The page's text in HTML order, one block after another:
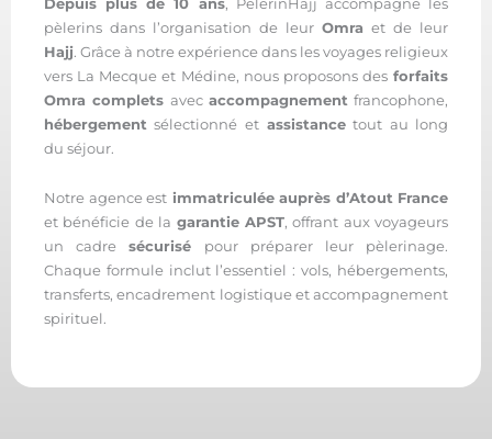
pèlerins dans l’organisation de leur Omra et de leur
Hajj. Grâce à notre expérience dans les voyages religieux
vers La Mecque et Médine, nous proposons desforfaits
Omra complets avec accompagnement francophone,
hébergement sélectionné etassistance tout au long
du séjour.
Notre agence est immatriculée auprès d’Atout France
et bénéficie de la garantie APST, offrant aux voyageurs
un cadresécurisé pour préparer leur pèlerinage.
Chaque formule inclut l’essentiel : vols, hébergements,
transferts, encadrement logistique et accompagnement
spirituel.